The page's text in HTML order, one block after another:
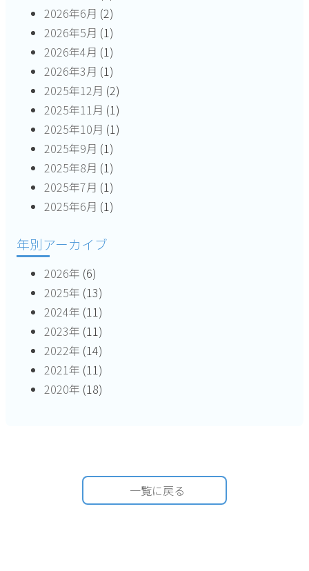
2026年6月 (2)
2026年5月 (1)
2026年4月 (1)
2026年3月 (1)
2025年12月 (2)
2025年11月 (1)
2025年10月 (1)
2025年9月 (1)
2025年8月 (1)
2025年7月 (1)
2025年6月 (1)
年別アーカイブ
2026年 (6)
2025年 (13)
2024年 (11)
2023年 (11)
2022年 (14)
2021年 (11)
2020年 (18)
一覧に戻る